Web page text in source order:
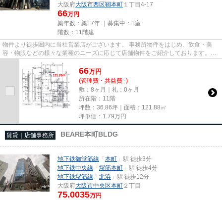
大阪府大阪市西区靱本町 １丁目4-17
66万円
築年数：築17年 ｜募集中： 1室
階数：11階建
物件より徒歩圏内に当社営業店がございます。 事務所物件をはじめ、飲食・美
容・物販などの様々な業種のニーズに応じて店舗物件をご紹介しております。
尚、弊社ではおとり広告は一切...
66万円
(管理費・共益費 -)
敷：8ヶ月｜礼：0ヶ月
所在階：11階
坪数：36.86坪｜面積：121.88㎡
坪単価： 1.79万円
賃貸｜店舗事務所 BEARE本町BLDG
地下鉄御堂筋線 「本町 」駅 徒歩3分
地下鉄中央線 「堺筋本町 」駅 徒歩4分
地下鉄堺筋線 「北浜 」駅 徒歩12分
大阪府大阪市中央区本町 ２丁目
75.0035万円